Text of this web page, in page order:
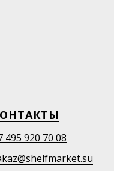
495 920 70 08